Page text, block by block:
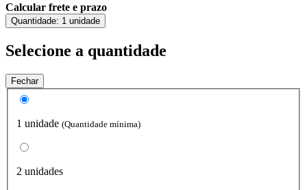
Calcular frete e prazo
Quantidade: 1 unidade
Selecione a quantidade
Fechar
1 unidade (Quantidade mínima)
2 unidades